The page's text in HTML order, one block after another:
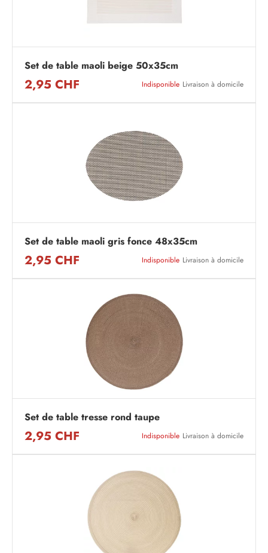
Set de table maoli beige 50x35cm
2,95 CHF Indisponible Livraison à domicile
Set de table maoli gris fonce 48x35cm
2,95 CHF Indisponible Livraison à domicile
Set de table tresse rond taupe
2,95 CHF Indisponible Livraison à domicile